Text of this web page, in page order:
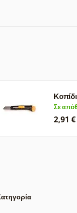
Κοπίδι
Σε
2,91 €